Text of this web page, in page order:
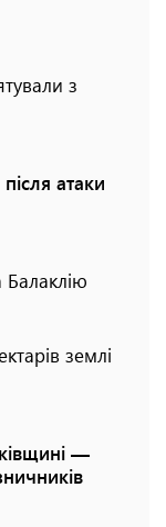
з
атаки
Балаклію
землі
—